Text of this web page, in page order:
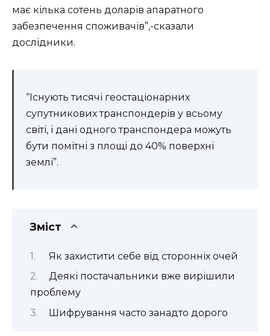
має кілька сотень доларів апаратного
забезпечення споживачів”,-сказали
дослідники.
“Існують тисячі геостаціонарних
супутникових транспондерів у всьому
світі, і дані одного транспондера можуть
бути помітні з площі до 40% поверхні
землі”.
Зміст
Як захистити себе від сторонніх очей
Деякі постачальники вже вирішили
проблему
Шифрування часто занадто дорого